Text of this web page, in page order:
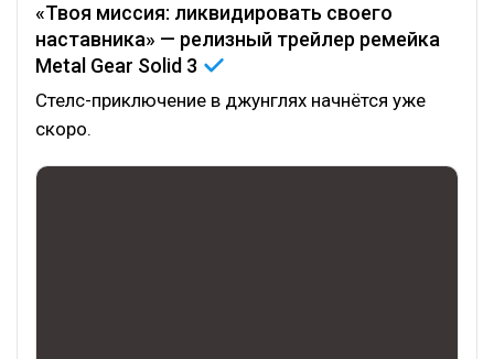
«Твоя миссия: ликвидировать своего
наставника» — релизный трейлер ремейка
Metal Gear Solid 3
Стелс-приключение в джунглях начнётся уже
скоро.